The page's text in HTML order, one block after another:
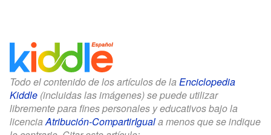
Todo el contenido de los artículos de la Enciclopedia
Kiddle (incluidas las imágenes) se puede utilizar
libremente para fines personales y educativos bajo la
licenciaAtribución-CompartirIguala menos que se indique